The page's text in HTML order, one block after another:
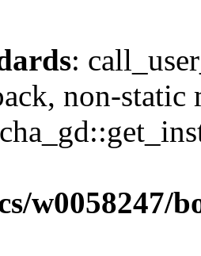
:
non-static
w0058247/